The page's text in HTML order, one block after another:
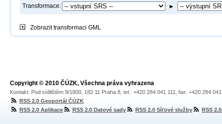
Transformace:
►
Zobrazittransformaci GML
Copyright © 2010 ČÚZK, Všechna práva vyhrazena
Kontakt: Pod sídlištěm 9/1800, 182 11 Praha 8, tel.: +420 284 041 111, fax: +420 284
RSS 2.0 Geoportál ČÚZK
RSS 2.0 Aplikace
RSS 2.0 Datové sady RSS 2.0 Síťové služby RSS